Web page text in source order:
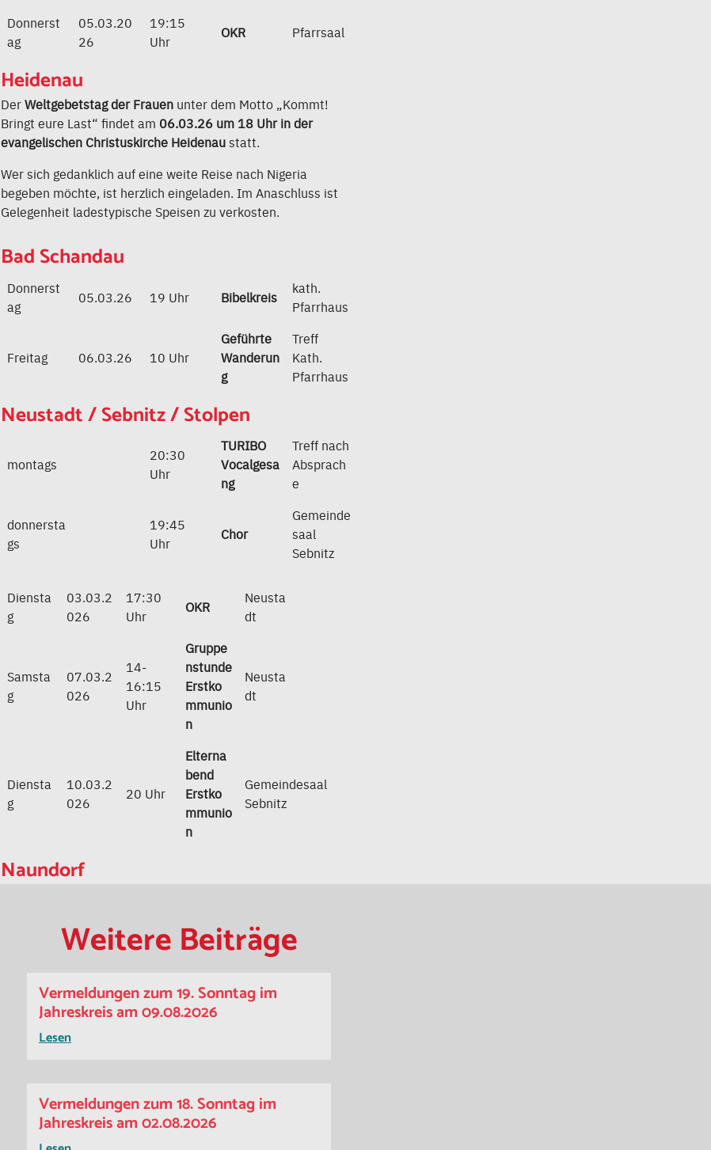
Donnerst
ag
05.03.20
26
19:15
Uhr
OKR Pfarrsaal
Heidenau
DerWeltgebetstag der Frauen unter dem Motto „Kommt!
Bringt eure Last“ findet am 06.03.26 um 18 Uhr in der
evangelischen Christuskirche Heidenaustatt.
Wer sich gedanklich auf eine weite Reise nach Nigeria
begeben möchte, ist herzlich eingeladen. Im Anaschluss ist
Gelegenheit ladestypische Speisen zu verkosten.
Bad Schandau
Donnerst
ag
05.03.26 19 Uhr Bibelkreis
kath.
Pfarrhaus
Freitag 06.03.26 10 Uhr
Geführte
Wanderun
g
Treff
Kath.
Pfarrhaus
Neustadt / Sebnitz / Stolpen
montags
20:30
Uhr
TURIBO
Vocalgesa
ng
Treff nach
Absprach
e
donnersta
gs
19:45
Uhr
Chor
Gemeinde
saal
Sebnitz
Diensta
g
03.03.2
026
17:30
Uhr
OKR
Neusta
dt
Samsta
g
07.03.2
026
14-
16:15
Uhr
Gruppe
nstunde
Erstko
mmunio
n
Neusta
dt
Diensta
g
10.03.2
026
20 Uhr
Elterna
bend
Erstko
mmunio
n
Gemeindesaal
Sebnitz
Naundorf
Weitere Beiträge
Vermeldungen zum 19. Sonntag im
Jahreskreis am 09.08.2026
Lesen
Vermeldungen zum 18. Sonntag im
Jahreskreis am 02.08.2026